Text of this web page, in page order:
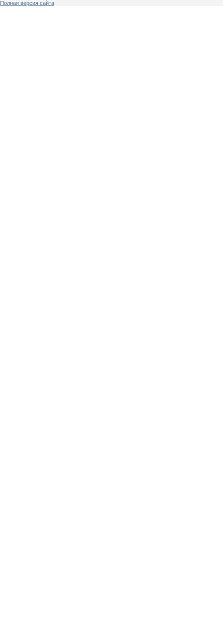
Полная версия сайта